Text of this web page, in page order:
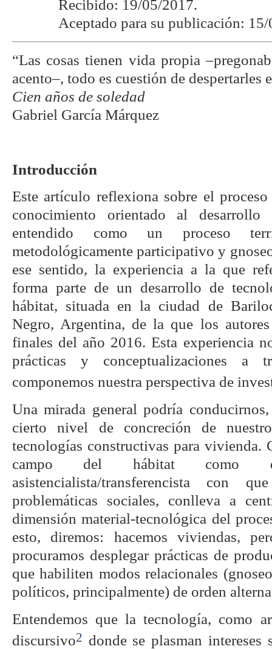
Recibido: 19/05/2017.
Aceptado para su publicación:
“Las cosas tienen vida propia
acento–, todo es cuestión de despertarles
Cien años de soledad
Gabriel García Márquez
Introducción
Este artículo reflexiona sobre el
conocimiento orientado al
entendido como un proceso
metodológicamente participativo y
ese sentido, la experiencia a la que
forma parte de un desarrollo de
hábitat, situada en la ciudad de
Negro, Argentina, de la que los
finales del año 2016. Esta experiencia
prácticas y conceptualizaciones a
componemos nuestra perspectiva de
Una mirada general podría
cierto nivel de concreción de
tecnologías constructivas para vivienda.
campo del hábitat como
asistencialista/transferencista con
problemáticas sociales, conlleva a
dimensión material-tecnológica del
esto, diremos: hacemos viviendas,
procuramos desplegar prácticas de
que habiliten modos relacionales
políticos, principalmente) de orden
Entendemos que la tecnología, como
discursivo2 donde se plasman intereses